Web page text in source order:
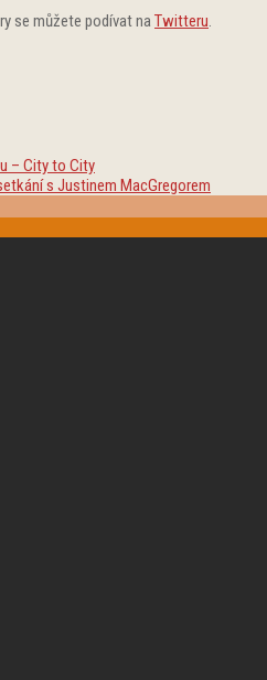
se můžete podívat naTwitteru.
– City to City
s Justinem MacGregorem